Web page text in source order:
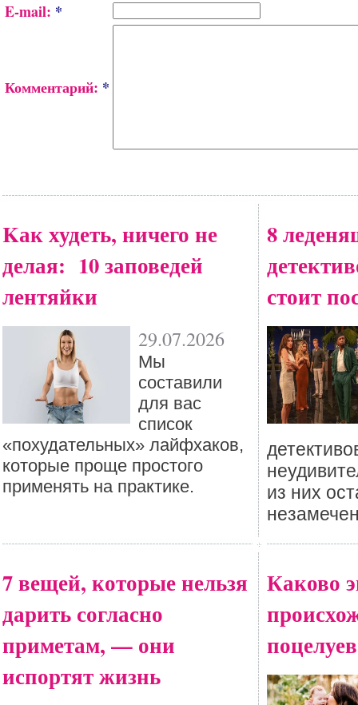
E-mail: *
Комментарий: *
Kак худеть, ничего не
делая: 10 заповедей
лентяйки
29.07.2026
Мы
составили
для вас
список
«похудательных» лайфхаков,
которые проще простого
применять на практике.
8
стоит
из них
7 вещей, которые нельзя
дарить согласно
приметам, — они
испортят жизнь
Каково